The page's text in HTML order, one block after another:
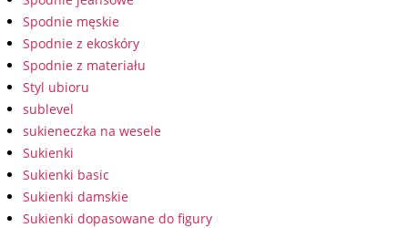
Spodnie męskie
Spodnie z ekoskóry
Spodnie z materiału
Styl ubioru
sublevel
sukieneczka na wesele
Sukienki
Sukienki basic
Sukienki damskie
Sukienki dopasowane do figury